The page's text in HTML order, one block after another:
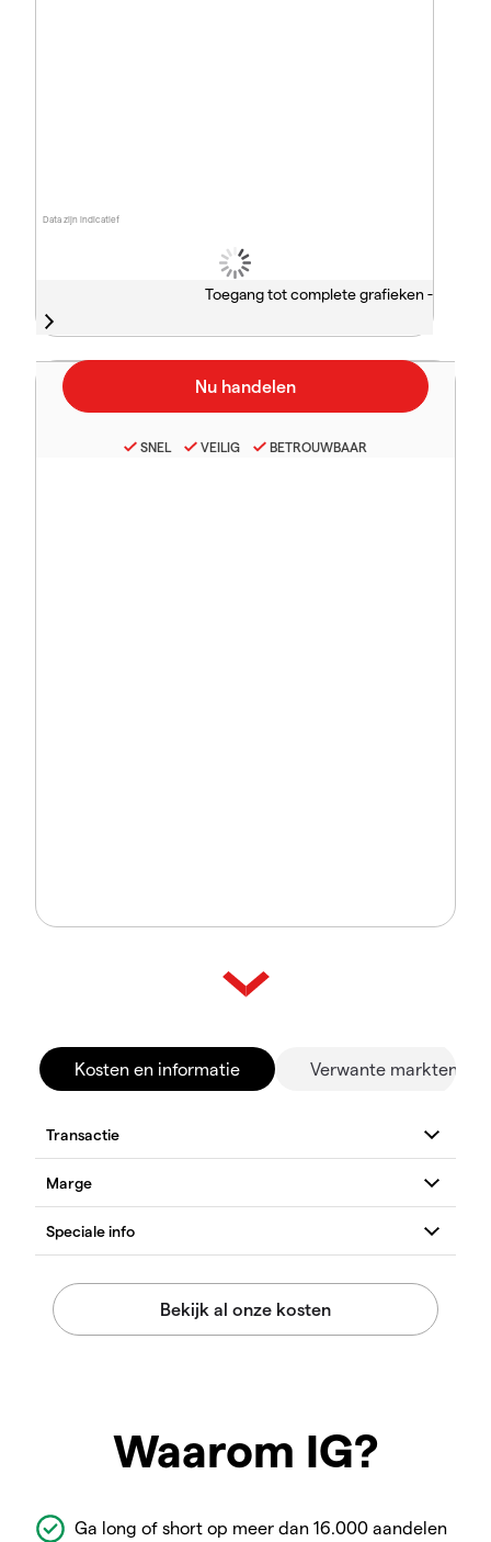
Data zijn indicatief
Toegang tot complete grafieken -
SNEL VEILIG BETROUWBAAR
Kosten en informatie Verwante markten
Waarom IG?
Ga long of short op meer dan 16.000 aandelen